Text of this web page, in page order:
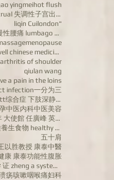
yingmeihot flush
irregular-menstrual 失调性子宫出血病 dysfunctional uterine
liqin Cuilondon"
low back pain 慢性腰痛 lumbago chronic low back pain
menopause
neck 脖子 everwell chinese medicine 汪宝忠
of shoulder
qiulan wang
a pain in the loins
infection一分为三
下肢肿胀 cockett综合症 下肢深静脉血栓 varicose veins of lower ex
中医内科中医美容
中華民國65週年 大使館 任廣峰 英国康泰中医药公司董事长任广峰 英国华人
中醫最愛的９種養生食物 healthy food
五十肩
以胜教授 康泰中醫
康 康泰功能性腹胀
北京中医药大学 证 zheng a systems biologyapproach to diagn
疡咳嗽咽喉痛妇科